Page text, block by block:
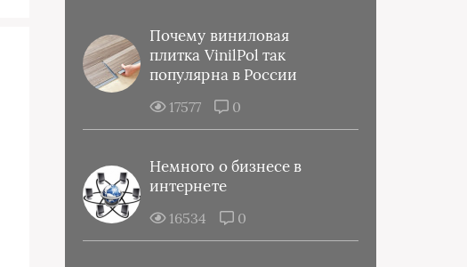
Почему виниловая
плитка VinilPol так
популярна в России
17577 0
Немного о бизнесе в
интернете
16534 0